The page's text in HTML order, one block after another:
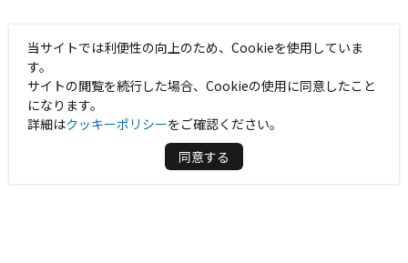
当サイトでは利便性の向上のため、Cookieを使用していま
す。
サイトの閲覧を続行した場合、Cookieの使用に同意したこと
になります。
詳細はクッキーポリシーをご確認ください。
同意する